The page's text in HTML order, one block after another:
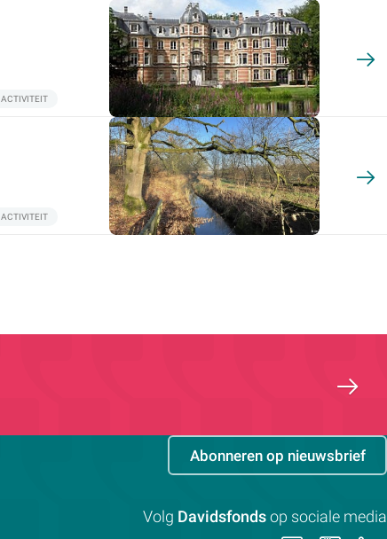
ACTIVITEIT
ACTIVITEIT
Abonneren op nieuwsbrief
Volg Davidsfonds op sociale media